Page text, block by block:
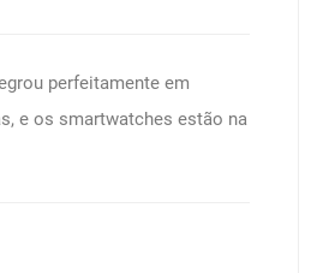
perfeitamente em
e os smartwatches estão na